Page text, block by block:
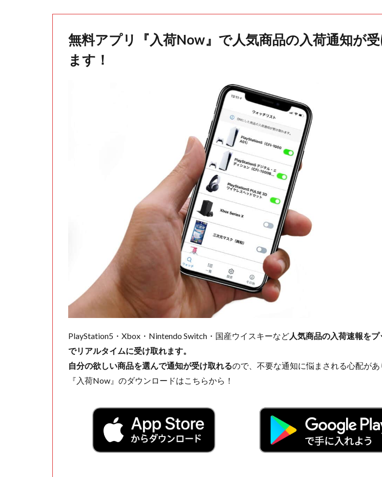
無料アプリ『入荷Now』で人気商品の入荷通知が
ます！
PlayStation5・Xbox・Nintendo Switch・国産ウイスキーなど人気商品の入荷速報を
でリアルタイムに受け取れます。
自分の欲しい商品を選んで通知が受け取れるので、不要な通知に悩まされる心配があ
『入荷Now』のダウンロードはこちらから！